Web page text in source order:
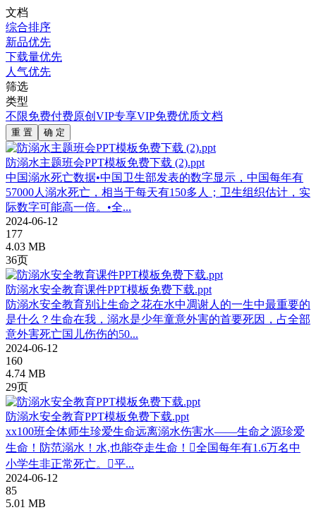
文档
综合排序
新品优先
下载量优先
人气优先
筛选
类型
不限免费付费原创 VIP专享VIP免费优质文档
重 置 确 定
防溺水主题班会PPT模板免费下载 (2).ppt
中国溺水死亡数据•中国卫生部发表的数字显示，中国每年有
57000人溺水死亡，相当于每天有150多人；卫生组织估计，实
际数字可能高一倍。•全...
2024-06-12
177
4.03 MB
36页
防溺水安全教育课件PPT模板免费下载.ppt
防溺水安全教育别让生命之花在水中凋谢人的一生中最重要的
是什么？生命在我，溺水是少年童意外害的首要死因，占全部
意外害死亡国儿伤伤的50...
2024-06-12
160
4.74 MB
29页
防溺水安全教育PPT模板免费下载.ppt
xx100班全体师生珍爱生命远离溺水伤害水——生命之源珍爱
生命！防范溺水！水,也能夺走生命！全国每年有1.6万名中
小学生非正常死亡。平...
2024-06-12
85
5.01 MB